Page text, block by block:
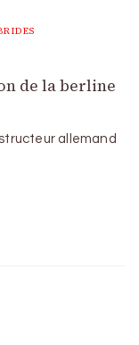
de la berline
allemand